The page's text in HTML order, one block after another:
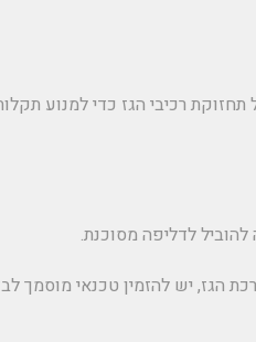
רכיבי הגז כדי למנוע
להוביל לדליפה מסוכנת.
הגז, יש להזמין טכנאי מוסמך